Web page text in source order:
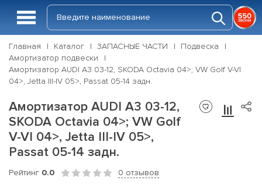
Главная Каталог ЗАПАСНЫЕ ЧАСТИ
Подвеска
Амортизатор подвески
Амортизатор AUDI A3 03-12, SKODA Octavia 04>; VW Golf V-VI
04>, Jetta III-IV 05>, Passat 05-14 задн.
Амортизатор AUDI A3 03-12,
SKODA Octavia 04>; VW Golf
V-VI 04>, Jetta III-IV 05>,
Passat 05-14 задн.
Рейтинг 0.0 0 отзывов